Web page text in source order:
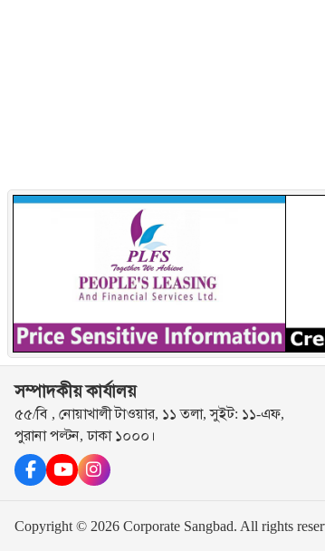
সম্পাদকীয় কার্যালয়
৫৫/বি , নোয়াখালী টাওয়ার, ১১ তলা, সুইট: ১১-এফ,
পুরানা পল্টন, ঢাকা ১০০০।
Copyright © 2026 Corporate Sangbad. All rights